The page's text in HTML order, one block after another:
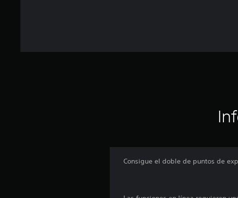
Consigue el doble de puntos de